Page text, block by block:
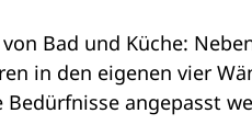
Bad und Küche:
in den eigenen vier
angepasst